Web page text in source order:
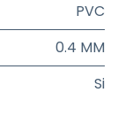
PVC
0.4 MM
Si